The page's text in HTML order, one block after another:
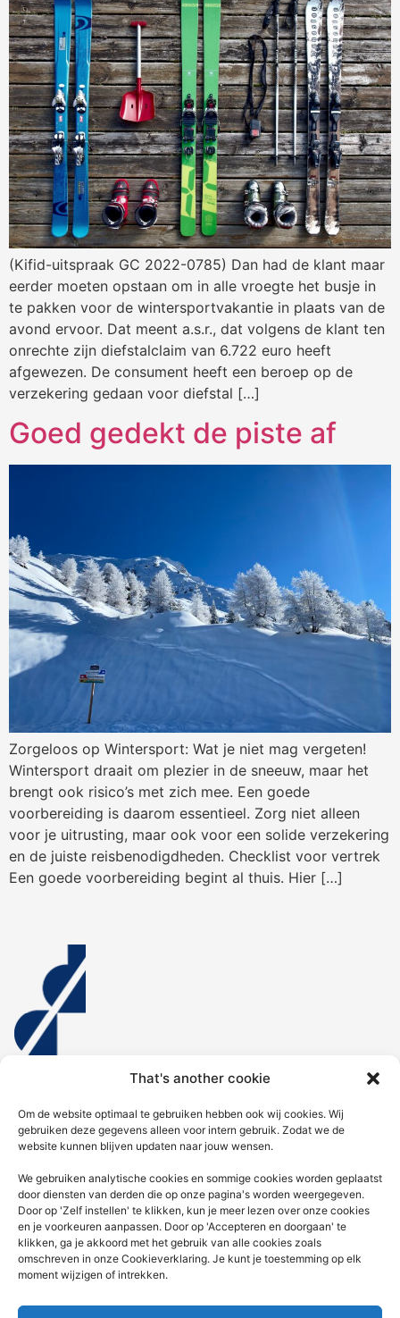
That's another cookie
Om de website optimaal te gebruiken hebben ook wij cookies. Wij
gebruiken deze gegevens alleen voor intern gebruik. Zodat we de
website kunnen blijven updaten naar jouw wensen.
We gebruiken analytische cookies en sommige cookies worden geplaatst
door diensten van derden die op onze pagina's worden weergegeven.
Door op 'Zelf instellen' te klikken, kun je meer lezen over onze cookies
en je voorkeuren aanpassen. Door op 'Accepteren en doorgaan' te
klikken, ga je akkoord met het gebruik van alle cookies zoals
omschreven in onze Cookieverklaring. Je kunt je toestemming op elk
moment wijzigen of intrekken.
(Kifid-uitspraak GC 2022-0785) Dan had de klant maar
eerder moeten opstaan om in alle vroegte het busje in
te pakken voor de wintersportvakantie in plaats van de
avond ervoor. Dat meent a.s.r., dat volgens de klant ten
onrechte zijn diefstalclaim van 6.722 euro heeft
afgewezen. De consument heeft een beroep op de
verzekering gedaan voor diefstal […]
Goed gedekt de piste af
Zorgeloos op Wintersport: Wat je niet mag vergeten!
Wintersport draait om plezier in de sneeuw, maar het
brengt ook risico’s met zich mee. Een goede
voorbereiding is daarom essentieel. Zorg niet alleen
voor je uitrusting, maar ook voor een solide verzekering
en de juiste reisbenodigdheden. Checklist voor vertrek
Een goede voorbereiding begint al thuis. Hier […]
Diensten
Nieuws voor jou
Contact
KVK: 92676936 | AFM:12049877 | Kifid: 300.018915
Whatsapp: 06-27224234